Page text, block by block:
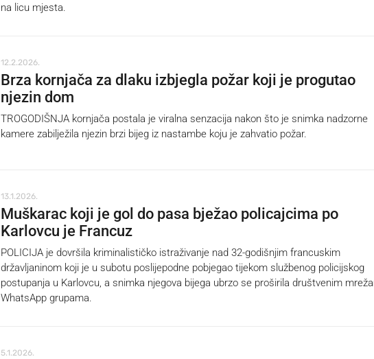
na licu mjesta.
12.2.2026.
Brza kornjača za dlaku izbjegla požar koji je progutao
njezin dom
TROGODIŠNJA kornjača postala je viralna senzacija nakon što je snimka nadzorne
kamere zabilježila njezin brzi bijeg iz nastambe koju je zahvatio požar.
13.1.2026.
Muškarac koji je gol do pasa bježao policajcima po
Karlovcu je Francuz
POLICIJA je dovršila kriminalističko istraživanje nad 32-godišnjim francuskim
državljaninom koji je u subotu poslijepodne pobjegao tijekom službenog policijskog
postupanja u Karlovcu, a snimka njegova bijega ubrzo se proširila društvenim
WhatsApp grupama.
5.1.2026.